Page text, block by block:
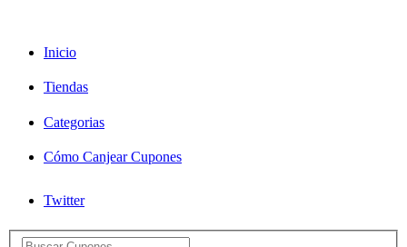
Inicio
Tiendas
Categorias
Cómo Canjear Cupones
Twitter
Search